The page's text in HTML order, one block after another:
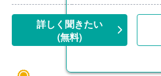
詳しく聞きたい
(無料)